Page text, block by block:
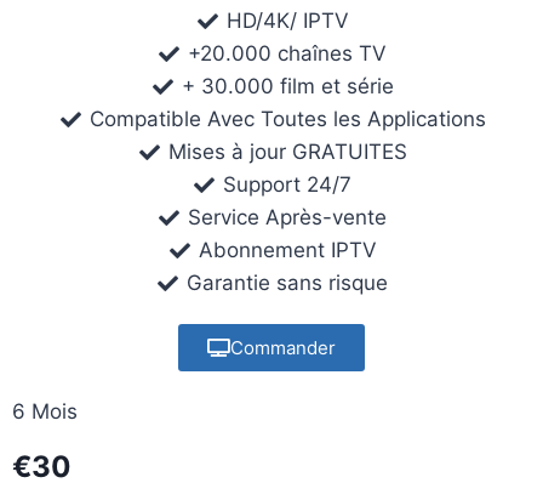
HD/4K/ IPTV
+20.000 chaînes TV
+ 30.000 film et série
Compatible Avec Toutes les Applications
Mises à jour GRATUITES
Support 24/7
Service Après-vente
Abonnement IPTV
Garantie sans risque
Commander
6 Mois
€30